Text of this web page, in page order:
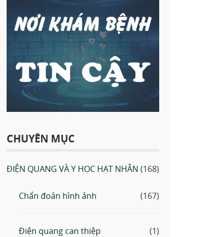
CHUYÊN MỤC
ĐIỆN QUANG VÀ Y HỌC HẠT NHÂN (168)
Chẩn đoán hình ảnh (167)
Điện quang can thiệp (1)